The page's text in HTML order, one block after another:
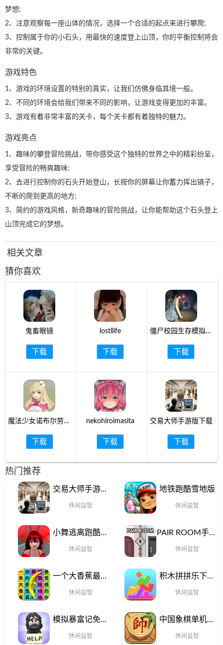
梦想;
2、注意观察每一座山体的情况，选择一个合适的起点来进行攀爬;
3、控制属于你的小石头，用最快的速度登上山顶，你的平衡控制将会
非常的关键。
游戏特色
1、游戏的环境设置的特别的真实，让我们仿佛身临其境一般。
2、不同的环境会给我们带来不同的影响，让游戏变得更加的丰富。
3、游戏有着非常丰富的关卡，每个关卡都有着独特的魅力。
游戏亮点
1、趣味的攀登冒险挑战，带你感受这个独特的世界之中的精彩纷呈，
享受冒险的畅爽趣味;
2、去进行控制你的石头开始登山，长按你的屏幕让你蓄力挥出镐子，
不断的爬到更高的地方;
3、简约的游戏风格，新奇趣味的冒险挑战，让你能帮助这个石头登上
山顶完成它的梦想。
相关文章
猜你喜欢
鬼畜眼镜
下载
lostllife
下载
僵尸校园生存模拟最
下载
魔法少女诺布尔劳斯
下载
nekohiroimasita
下载
交易大师手游版下载
下载
热门推荐
交易大师手游版
休闲益智
地铁跑酷雪地版
休闲益智
小舞逃离跑酷免
休闲益智
PAIR ROOM手游
休闲益智
一个大香蕉最新
休闲益智
积木拼拼乐下载
休闲益智
模拟暴富记免费
休闲益智
中国象棋单机对
休闲益智